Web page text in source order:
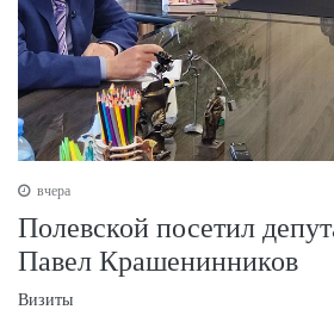
вчера
Полевской посетил
Павел Крашенинников
Визиты